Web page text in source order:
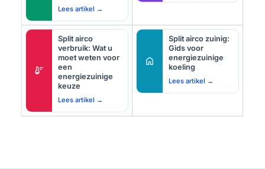
Lees artikel →
thermostat
Split airco
verbruik: Wat u
moet weten voor
een
energiezuinige
keuze
Lees artikel →
home
Split airco zuinig:
Gids voor
energiezuinige
koeling
Lees artikel →